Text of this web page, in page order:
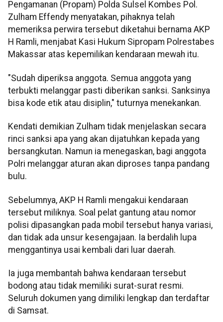
Pengamanan (Propam) Polda Sulsel Kombes Pol.
Zulham Effendy menyatakan, pihaknya telah
memeriksa perwira tersebut diketahui bernama AKP
H Ramli, menjabat Kasi Hukum Sipropam Polrestabes
Makassar atas kepemilikan kendaraan mewah itu.
"Sudah diperiksa anggota. Semua anggota yang
terbukti melanggar pasti diberikan sanksi. Sanksinya
bisa kode etik atau disiplin," tuturnya menekankan.
Kendati demikian Zulham tidak menjelaskan secara
rinci sanksi apa yang akan dijatuhkan kepada yang
bersangkutan. Namun ia menegaskan, bagi anggota
Polri melanggar aturan akan diproses tanpa pandang
bulu.
Sebelumnya, AKP H Ramli mengakui kendaraan
tersebut miliknya. Soal pelat gantung atau nomor
polisi dipasangkan pada mobil tersebut hanya variasi,
dan tidak ada unsur kesengajaan. Ia berdalih lupa
menggantinya usai kembali dari luar daerah.
Ia juga membantah bahwa kendaraan tersebut
bodong atau tidak memiliki surat-surat resmi.
Seluruh dokumen yang dimiliki lengkap dan terdaftar
di Samsat.